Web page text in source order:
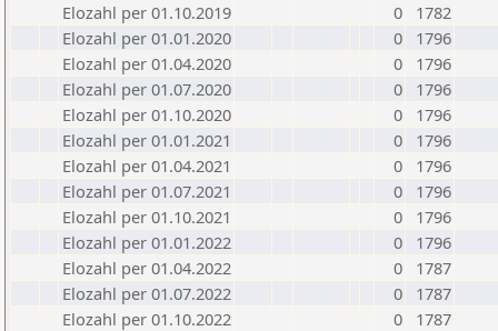
Elozahl per 01.10.2019
0
1782
Elozahl per 01.01.2020
0
1796
Elozahl per 01.04.2020
0
1796
Elozahl per 01.07.2020
0
1796
Elozahl per 01.10.2020
0
1796
Elozahl per 01.01.2021
0
1796
Elozahl per 01.04.2021
0
1796
Elozahl per 01.07.2021
0
1796
Elozahl per 01.10.2021
0
1796
Elozahl per 01.01.2022
0
1796
Elozahl per 01.04.2022
0
1787
Elozahl per 01.07.2022
0
1787
Elozahl per 01.10.2022
0
1787